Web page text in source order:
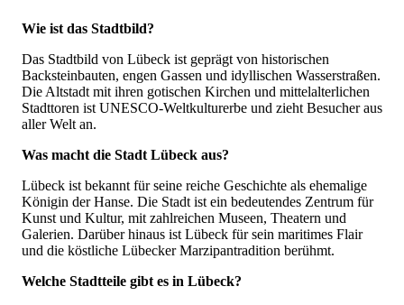
Wie ist das Stadtbild?
Das Stadtbild von Lübeck ist geprägt von historischen
Backsteinbauten, engen Gassen und idyllischen Wasserstraßen.
Die Altstadt mit ihren gotischen Kirchen und mittelalterlichen
Stadttoren ist UNESCO-Weltkulturerbe und zieht Besucher aus
aller Welt an.
Was macht die Stadt Lübeck aus?
Lübeck ist bekannt für seine reiche Geschichte als ehemalige
Königin der Hanse. Die Stadt ist ein bedeutendes Zentrum für
Kunst und Kultur, mit zahlreichen Museen, Theatern und
Galerien. Darüber hinaus ist Lübeck für sein maritimes Flair
und die köstliche Lübecker Marzipantradition berühmt.
Welche Stadtteile gibt es in Lübeck?